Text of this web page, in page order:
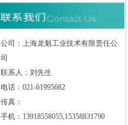
公司：上海龙魁工业技术有限责任公
司
联系人：刘先生
电话：021-61995682
传真：
手机：13918558055,15358831790